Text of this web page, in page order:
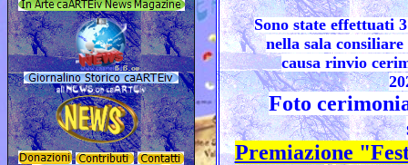
Sono state effettuati
nella sala
causa rinvio
Foto
Premiazione